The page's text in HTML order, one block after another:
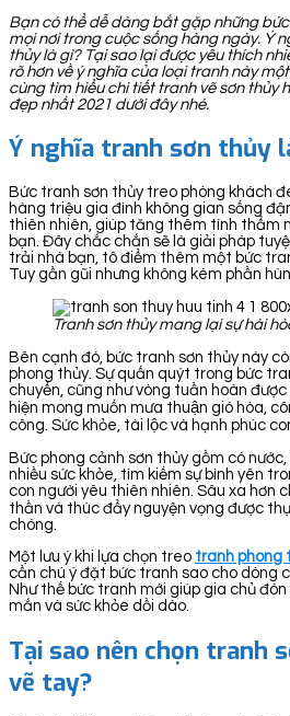
Bạn có thể dễ dàng bắt gặp những bức
mọi nơi trong cuộc sống hàng ngày. Ý
thủy là gì? Tại sao lại được yêu thích
rõ hơn về ý nghĩa của loại tranh này
cùng tìm hiểu chi tiết tranh vẽ sơn thủy
đẹp nhất 2021 dưới đây nhé.
Ý nghĩa tranh sơn thủy
Bức tranh sơn thủy treo phòng khách
hàng triệu gia đình không gian sống
thiên nhiên, giúp tăng thêm tính thẩm
bạn. Đây chắc chắn sẽ là giải pháp
trải nhà bạn, tô điểm thêm một bức
Tuy gần gũi nhưng không kém phần
Tranh sơn thủy mang lại sự hài
Bên cạnh đó, bức tranh sơn thủy này
phong thủy. Sự quấn quýt trong bức
chuyển, cũng như vòng tuần hoàn
hiện mong muốn mưa thuận gió hòa,
công. Sức khỏe, tài lộc và hạnh phúc
Bức phong cảnh sơn thủy gồm có
nhiều sức khỏe, tìm kiếm sự bình yên
con người yêu thiên nhiên. Sâu xa hơn
thần và thúc đẩy nguyện vọng được
chóng.
Một lưu ý khi lựa chọn treo tranh phong
cần chú ý đặt bức tranh sao cho dòng
Như thế bức tranh mới giúp gia chủ
mắn và sức khỏe dồi dào.
Tại sao nên chọn tranh
vẽ tay?